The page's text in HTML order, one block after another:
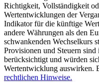
Richtigkeit, Vollständigkeit
Wertentwicklungen der
Indikator für die künftige
andere Währungen als den
schwankenden Wechselkurs
Provisionen und Steuern
berücksichtigt und würden
Wertentwicklung auswirken.
rechtlichen Hinweise.